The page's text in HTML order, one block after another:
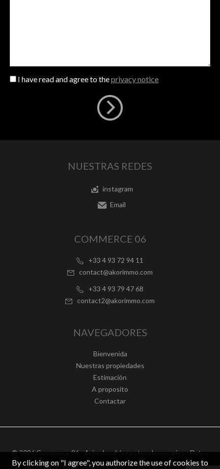
I have read and agree to theprivacy notice
NUESTRAS REDES
instagram
Email
COMMERCE 06
+33 4 93 72 94 11
contact@akorimmo.com
+33 4 93 79 47 68
contact2@akorimmo.com
NAVEGADORES
Bienvenida
Nuestras propiedades
Estimación
A proposito
Contactar
© 2026 Commerce 06 -Aviso legal / nuestros honorarios-Datos
personales – Design byapimo™ Logiciel immobilier
By clicking on "I agree", you authorize the use of cookies to